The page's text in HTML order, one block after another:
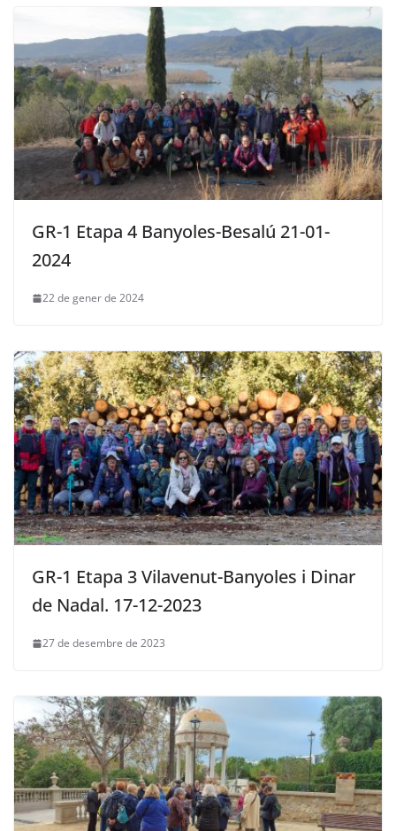
GR-1 Etapa 4 Banyoles-Besalú 21-01-
2024
22 de gener de 2024
GR-1 Etapa 3 Vilavenut-Banyoles i Dinar
de Nadal. 17-12-2023
27 de desembre de 2023